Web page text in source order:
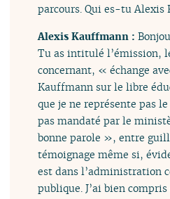
parcours. Qui es-tu Alexis
Alexis Kauffmann :
Tu as intitulé l’émission,
concernant, « échange
Kauffmann sur le libre
que je ne représente pas
pas mandaté par le
bonne parole », entre
témoignage même si,
est dans l’administration
publique. J’ai bien